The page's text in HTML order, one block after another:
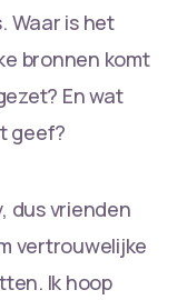
Waar is het
bronnen komt
En wat
geef?
dus vrienden
vertrouwelijke
Ik hoop